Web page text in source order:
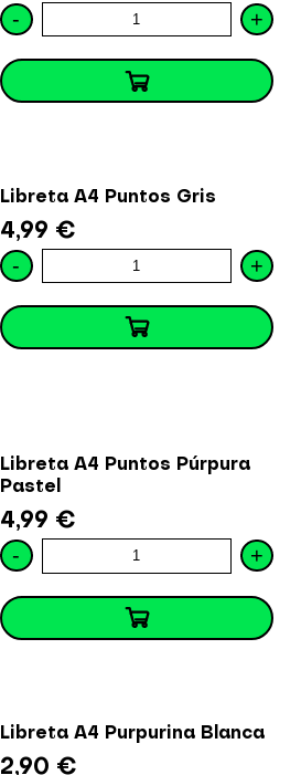
- +
Libreta A4 Puntos Gris
4,99 €
- +
Libreta A4 Puntos Púrpura
Pastel
4,99 €
- +
Libreta A4 Purpurina Blanca
2,90 €